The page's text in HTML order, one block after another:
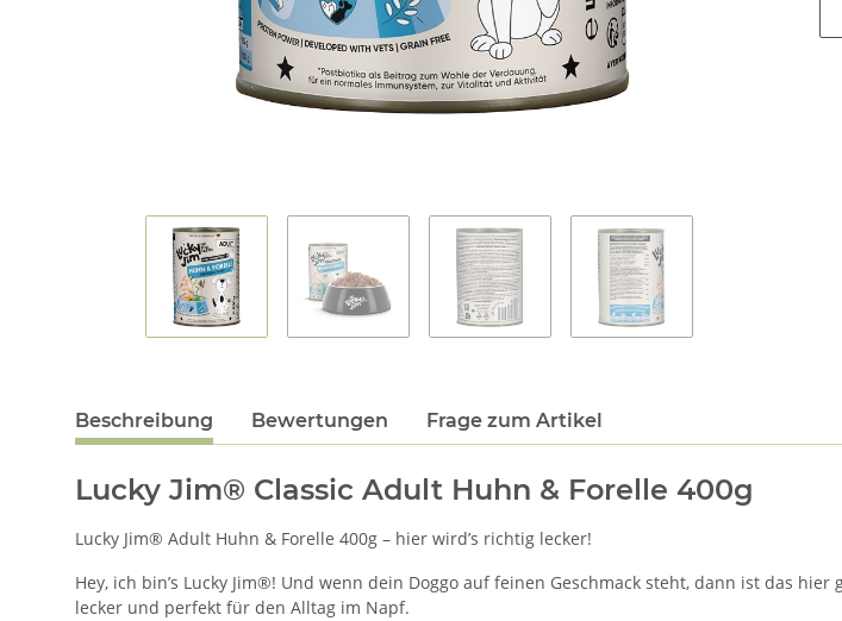
Beschreibung Bewertungen Frage zum Artikel
Lucky Jim® Classic Adult Huhn & Forelle 400g
Lucky Jim® Adult Huhn & Forelle 400g – hier wird’s richtig lecker!
Hey, ich bin’s Lucky Jim®! Und wenn dein Doggo auf feinen Geschmack steht, dann ist das
lecker und perfekt für den Alltag im Napf.